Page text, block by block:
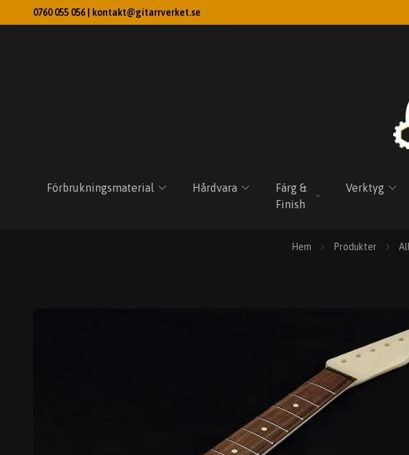
0760 055 056 | kontakt@gitarrverket.se
Förbrukningsmaterial Hårdvara
Färg &
Finish
Verktyg
Hem Produkter